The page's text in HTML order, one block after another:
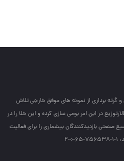
و گرته برداري از نمونه هاي موفق خارجي تلاش
در اين امر بومي سازي كرده و اين خلا را در
صنعتي بازديدكنندگان بيشماري را براي فعاليت
2